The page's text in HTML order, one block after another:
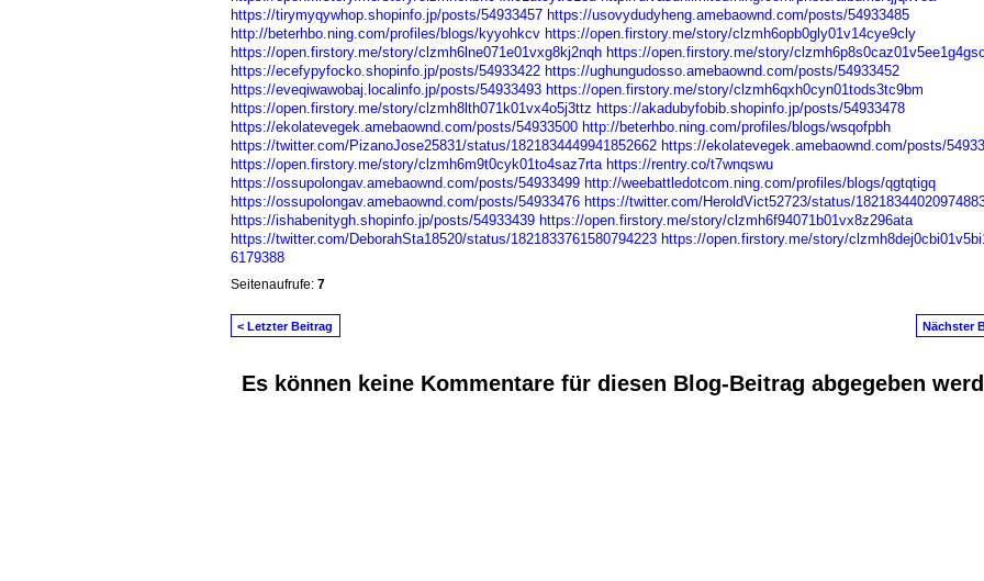
https://tirymyqywhop.shopinfo.jp/posts/54933457 https://usovydudyheng.amebaownd.com/posts/54933485
http://beterhbo.ning.com/profiles/blogs/kyyohkcv https://open.firstory.me/story/clzmh6opb0gly01v14cye9cly
https://open.firstory.me/story/clzmh6lne071e01vxg8kj2nqh https://open.firstory.me/story/
https://ecefypyfocko.shopinfo.jp/posts/54933422 https://ughungudosso.amebaownd.com/posts/54933452
https://eveqiwawobaj.localinfo.jp/posts/54933493 https://open.firstory.me/story/clzmh6qxh0cyn01tods3tc9bm
https://open.firstory.me/story/clzmh8lth071k01vx4o5j3ttz https://akadubyfobib.shopinfo.jp/posts/54933478
https://ekolatevegek.amebaownd.com/posts/54933500 http://beterhbo.ning.com/profiles/blogs/wsqofpbh
https://twitter.com/PizanoJose25831/status/1821834449941852662 https://ekolatevegek.amebaownd.com/posts/
https://open.firstory.me/story/clzmh6m9t0cyk01to4saz7rta https://rentry.co/t7wnqswu
https://ossupolongav.amebaownd.com/posts/54933499 http://weebattledotcom.ning.com/profiles/blogs/qgtqtigq
https://ossupolongav.amebaownd.com/posts/54933476 https://twitter.com/HeroldVict52723/status/
https://ishabenitygh.shopinfo.jp/posts/54933439 https://open.firstory.me/story/clzmh6f94071b01vx8z296ata
https://twitter.com/DeborahSta18520/status/1821833761580794223 https://open.firstory.me/story/
6179388
Seitenaufrufe: 7
< Letzter Beitrag Nächster
Es können keine Kommentare für diesen Blog-Beitrag abgegeben